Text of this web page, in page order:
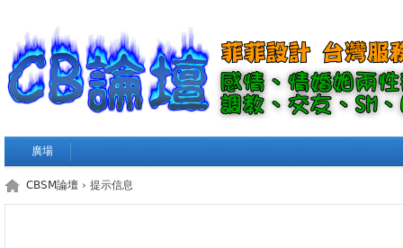
廣場
CBSM論壇 › 提示信息